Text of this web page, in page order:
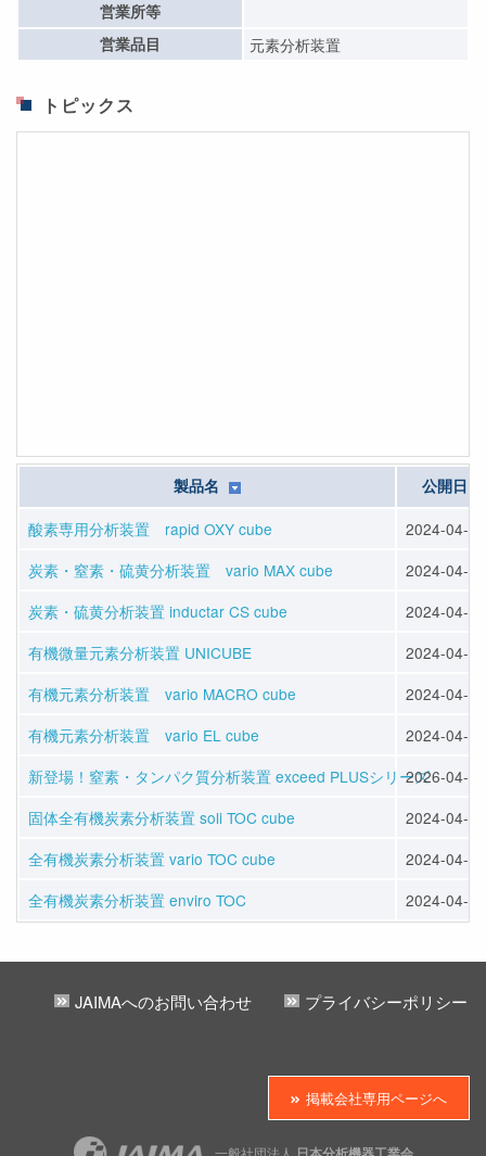
営業所等
営業品目
元素分析装置
トピックス
製品名 公開日
酸素専用分析装置 rapid OXY cube
2024-04-12
炭素・窒素・硫黄分析装置 vario MAX cube
2024-04-12
炭素・硫黄分析装置 inductar CS cube
2024-04-12
有機微量元素分析装置 UNICUBE
2024-04-12
有機元素分析装置 vario MACRO cube
2024-04-12
有機元素分析装置 vario EL cube
2024-04-12
新登場！窒素・タンパク質分析装置 exceed PLUSシリーズ2026-04-13
固体全有機炭素分析装置 soli TOC cube
2024-04-12
全有機炭素分析装置 vario TOC cube
2024-04-12
全有機炭素分析装置 enviro TOC
2024-04-12
JAIMAへのお問い合わせ プライバシーポリシー
掲載会社専用ページへ
一般社団法人